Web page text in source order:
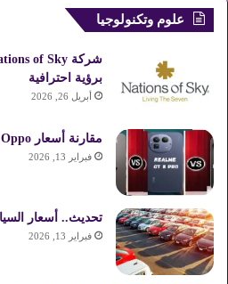
علوم وتكنولوجيا
برؤية احترافية
أبريل 26, 2026
مقارنة أسعار Oppo وRealme وPixel اليوم
فبراير 13, 2026
تحديث.. أسعار
فبراير 13, 2026